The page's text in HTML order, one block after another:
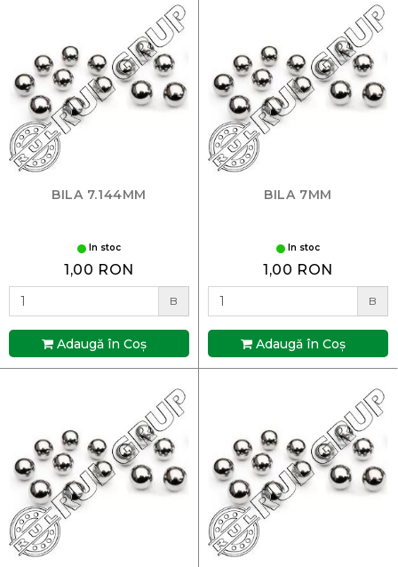
BILA 7.144MM
In stoc
1,00 RON
B
Adaugă în Coş
BILA 7MM
In stoc
1,00 RON
B
Adaugă în Coş